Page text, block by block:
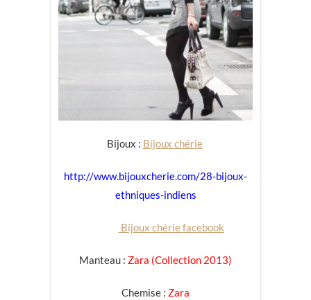
Bijoux : Bijoux chérie
http://www.bijouxcherie.com/28-bijoux-
ethniques-indiens
Bijoux chérie facebook
Manteau : Zara (Collection 2013)
Chemise : Zara